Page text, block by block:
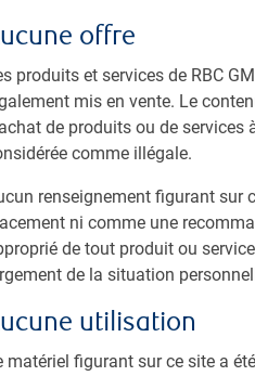
offre
produits et services de RBC
mis en vente. Le
de produits ou de
comme illégale.
renseignement figurant sur
ni comme une
de tout produit ou
de la situation
utilisation
matériel figurant sur ce site a
fondée sur de grandes
sur la qualité et la
approche thématique
société et
de 45 à 55 titres et
vouée à une recherche